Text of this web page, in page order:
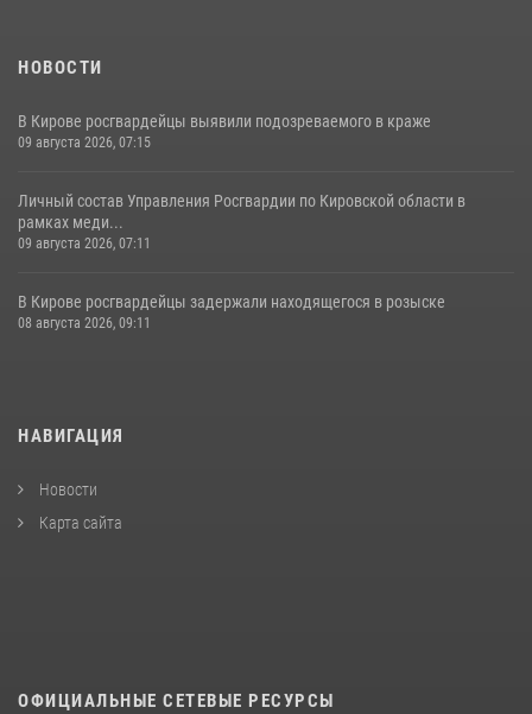
НОВОСТИ
В Кирове росгвардейцы выявили подозреваемого в краже
09 августа 2026, 07:15
Личный состав Управления Росгвардии по Кировской области в
рамках меди...
09 августа 2026, 07:11
В Кирове росгвардейцы задержали находящегося в розыске
08 августа 2026, 09:11
НАВИГАЦИЯ
Новости
Карта сайта
ОФИЦИАЛЬНЫЕ СЕТЕВЫЕ РЕСУРСЫ